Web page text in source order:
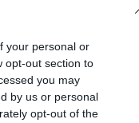
your personal or
opt-out section to
you may
by us or personal
opt-out of the